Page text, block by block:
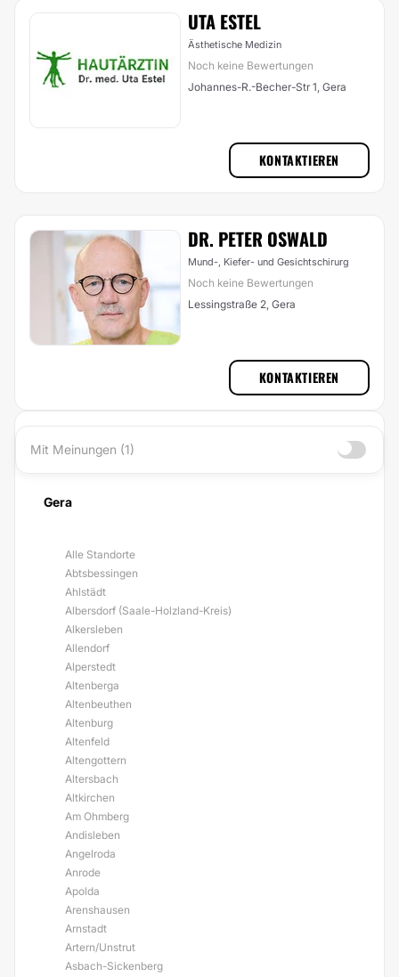
UTA ESTEL
Ästhetische Medizin
Noch keine Bewertungen
Johannes-R.-Becher-Str 1, Gera
KONTAKTIEREN
DR. PETER OSWALD
Mund-, Kiefer- und Gesichtschirurg
Noch keine Bewertungen
Lessingstraße 2, Gera
KONTAKTIEREN
Mit Meinungen (1)
Gera
Alle Standorte
Abtsbessingen
Ahlstädt
Albersdorf (Saale-Holzland-Kreis)
Alkersleben
Allendorf
Alperstedt
Altenberga
Altenbeuthen
Altenburg
Altenfeld
Altengottern
Altersbach
Altkirchen
Am Ohmberg
Andisleben
Angelroda
Anrode
Apolda
Arenshausen
Arnstadt
Artern/Unstrut
Asbach-Sickenberg